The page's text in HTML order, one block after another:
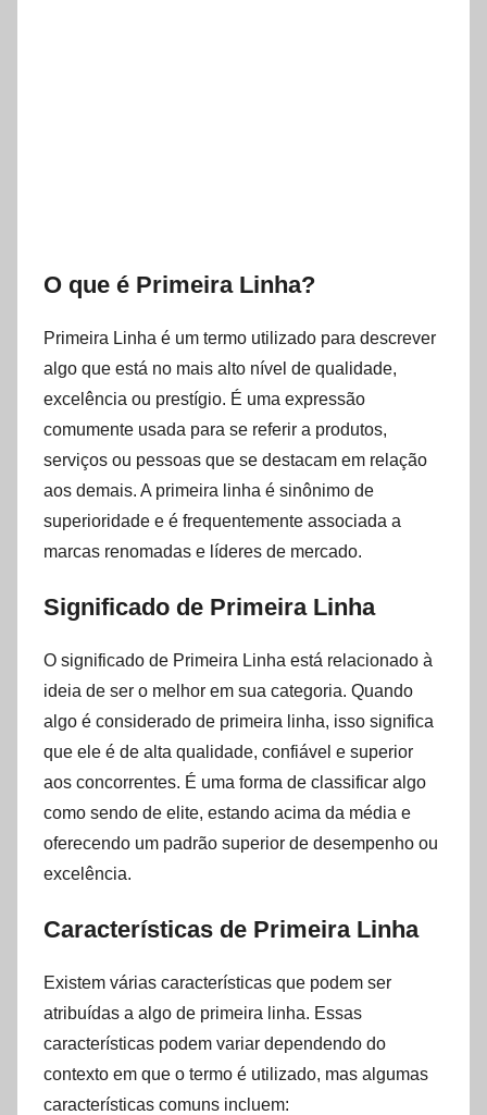
O que é Primeira Linha?
Primeira Linha é um termo utilizado para descrever
algo que está no mais alto nível de qualidade,
excelência ou prestígio. É uma expressão
comumente usada para se referir a produtos,
serviços ou pessoas que se destacam em relação
aos demais. A primeira linha é sinônimo de
superioridade e é frequentemente associada a
marcas renomadas e líderes de mercado.
Significado de Primeira Linha
O significado de Primeira Linha está relacionado à
ideia de ser o melhor em sua categoria. Quando
algo é considerado de primeira linha, isso significa
que ele é de alta qualidade, confiável e superior
aos concorrentes. É uma forma de classificar algo
como sendo de elite, estando acima da média e
oferecendo um padrão superior de desempenho ou
excelência.
Características de Primeira Linha
Existem várias características que podem ser
atribuídas a algo de primeira linha. Essas
características podem variar dependendo do
contexto em que o termo é utilizado, mas algumas
características comuns incluem: